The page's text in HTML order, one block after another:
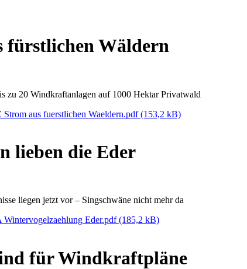
fürstlichen Wäldern
zu 20 Windkraftanlagen auf 1000 Hektar Privatwald
aus fuerstlichen Waeldern.pdf(153,2 kB)
lieben die Eder
liegen jetzt vor – Singschwäne nicht mehr da
Eder.pdf(185,2 kB)
für Windkraftpläne